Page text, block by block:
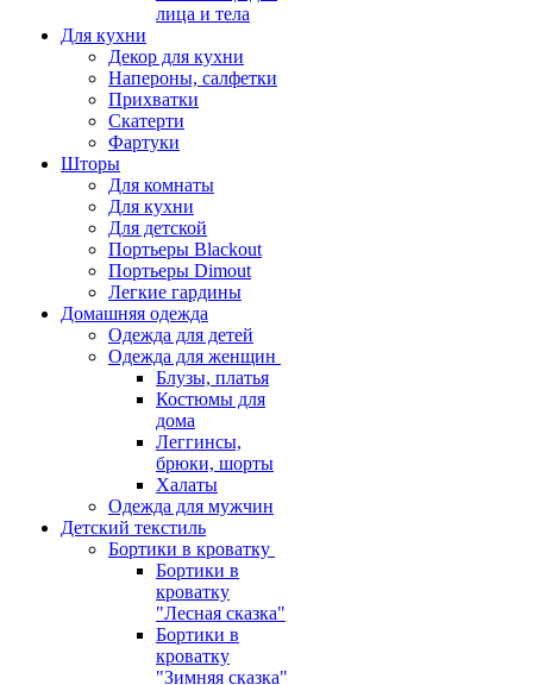
лица и тела
Для кухни
Декор для кухни
Напероны, салфетки
Прихватки
Скатерти
Фартуки
Шторы
Для комнаты
Для кухни
Для детской
Портьеры Blackout
Портьеры Dimout
Легкие гардины
Домашняя одежда
Одежда для детей
Одежда для женщин
Блузы, платья
Костюмы для
дома
Леггинсы,
брюки, шорты
Халаты
Одежда для мужчин
Детский текстиль
Бортики в кроватку
Бортики в
кроватку
"Лесная сказка"
Бортики в
кроватку
"Зимняя сказка"